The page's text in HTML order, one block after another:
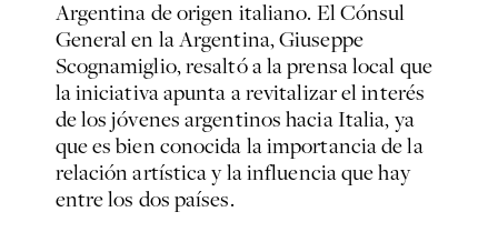
Argentina de origen italiano. El Cónsul
General en la Argentina, Giuseppe
Scognamiglio, resaltó a la prensa local que
la iniciativa apunta a revitalizar el interés
de los jóvenes argentinos hacia Italia, ya
que es bien conocida la importancia de la
relación artística y la influencia que hay
entre los dos países.